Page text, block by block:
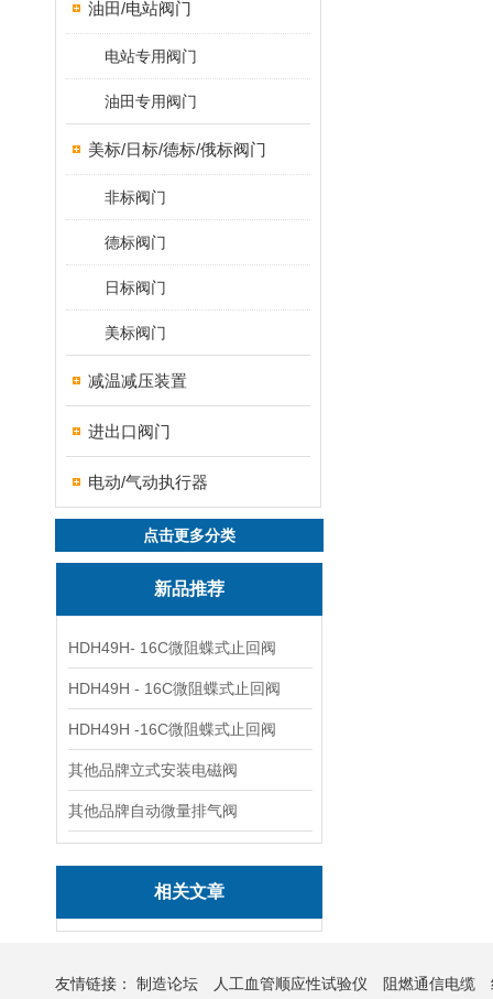
油田/电站阀门
电站专用阀门
油田专用阀门
美标/日标/德标/俄标阀门
非标阀门
德标阀门
日标阀门
美标阀门
减温减压装置
进出口阀门
电动/气动执行器
点击更多分类
新品推荐
HDH49H- 16C微阻蝶式止回阀
HDH49H - 16C微阻蝶式止回阀
HDH49H -16C微阻蝶式止回阀
其他品牌立式安装电磁阀
其他品牌自动微量排气阀
相关文章
友情链接： 制造论坛 人工血管顺应性试验仪 阻燃通信电缆